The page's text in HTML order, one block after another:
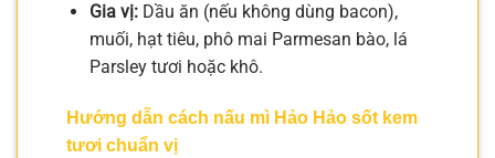
Gia vị:Dầu ăn (nếu không dùng bacon),
muối, hạt tiêu, phô mai Parmesan bào, lá
Parsley tươi hoặc khô.
Hướng dẫn cách nấu mì Hảo Hảo sốt kem
tươi chuẩn vị